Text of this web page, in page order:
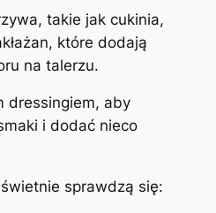
takie jak cukinia,
które dodają
na talerzu.
dressingiem, aby
i dodać nieco
sprawdzą się: